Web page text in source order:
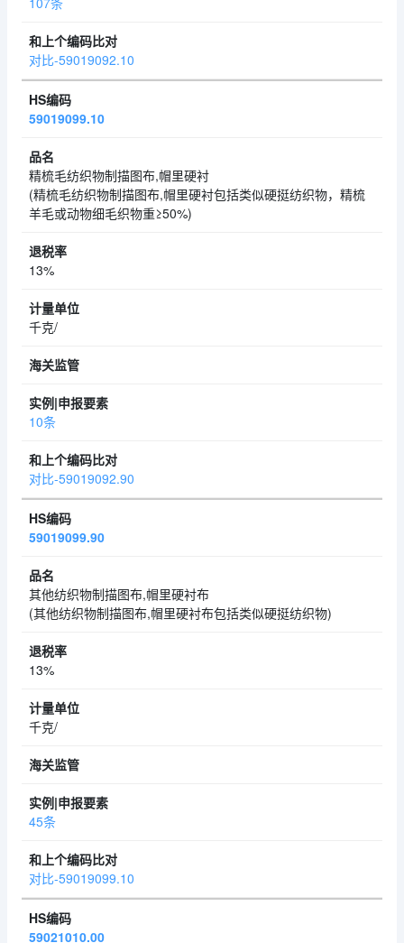
对比-59019092.10
59019099.10
精梳毛纺织物制描图布,帽里硬衬
(精梳毛纺织物制描图布,帽里硬衬包括类似硬挺纺织物，精梳
羊毛或动物细毛织物重≥50%)
13%
千克/
10条
对比-59019092.90
59019099.90
其他纺织物制描图布,帽里硬衬布
(其他纺织物制描图布,帽里硬衬布包括类似硬挺纺织物)
13%
千克/
45条
对比-59019099.10
59021010.00